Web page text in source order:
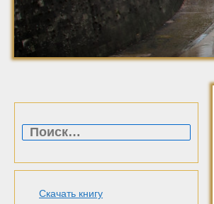
Скачать книгу